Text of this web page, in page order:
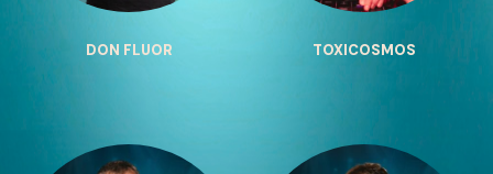
DON FLUOR TOXICOSMOS